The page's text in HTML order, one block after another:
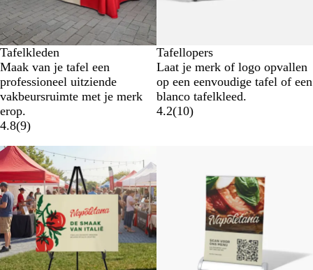
Tafelkleden
Maak van je tafel een
professioneel uitziende
vakbeursruimte met je merk
erop.
4.8(9)
Tafellopers
Laat je merk of logo opvallen
op een eenvoudige tafel of een
blanco tafelkleed.
4.2(10)
Nieuwe opties